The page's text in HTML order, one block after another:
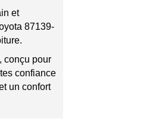
et
87139-
conçu pour
confiance
un confort